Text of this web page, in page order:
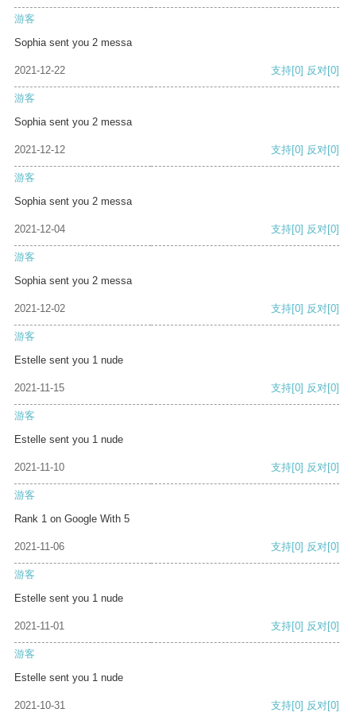
游客
Sophia sent you 2 messa
2021-12-22 支持[0] 反对[0]
游客
Sophia sent you 2 messa
2021-12-12 支持[0] 反对[0]
游客
Sophia sent you 2 messa
2021-12-04 支持[0] 反对[0]
游客
Sophia sent you 2 messa
2021-12-02 支持[0] 反对[0]
游客
Estelle sent you 1 nude
2021-11-15 支持[0] 反对[0]
游客
Estelle sent you 1 nude
2021-11-10 支持[0] 反对[0]
游客
Rank 1 on Google With 5
2021-11-06 支持[0] 反对[0]
游客
Estelle sent you 1 nude
2021-11-01 支持[0] 反对[0]
游客
Estelle sent you 1 nude
2021-10-31 支持[0] 反对[0]